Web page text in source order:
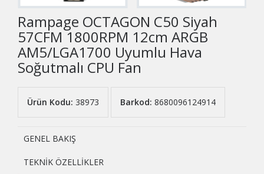
Rampage OCTAGON C50 Siyah
57CFM 1800RPM 12cm ARGB
AM5/LGA1700 Uyumlu Hava
Soğutmalı CPU Fan
Ürün Kodu: 38973 Barkod: 8680096124914
GENEL BAKIŞ
TEKNİK ÖZELLİKLER